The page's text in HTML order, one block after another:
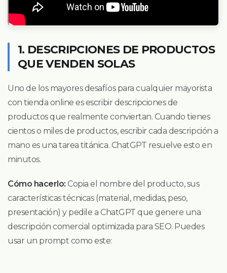
1. DESCRIPCIONES DE PRODUCTOS
QUE VENDEN SOLAS
Uno de los mayores desafíos para cualquier mayorista
con tienda online es escribir descripciones de
productos que realmente conviertan. Cuando tienes
cientos o miles de productos, escribir cada descripción a
mano es una tarea titánica. ChatGPT resuelve esto en
minutos.
Cómo hacerlo: Copia el nombre del producto, sus
características técnicas (material, medidas, peso,
presentación) y pedile a ChatGPT que genere una
descripción comercial optimizada para SEO. Puedes
usar un prompt como este: